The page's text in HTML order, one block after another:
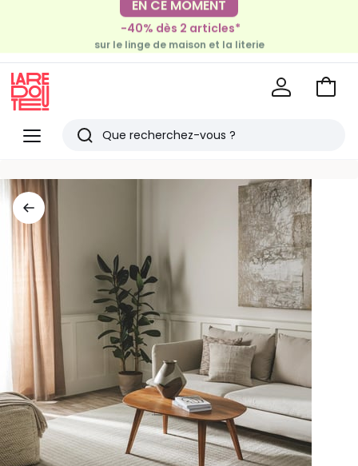
-30€ tous les 100€*
sur le meuble & la déco
-40% dès 2 articles*
sur le linge de maison et la literie
Menu
Redoute
Rechercher
Voir